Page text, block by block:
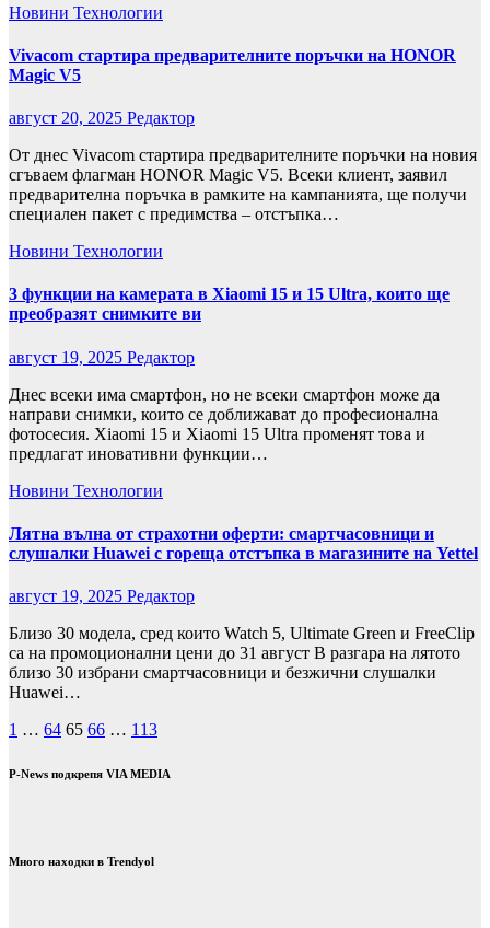
Новини Технологии
Vivacom стартира предварителните поръчки на HONOR
Magic V5
август 20, 2025 Редактор
От днес Vivacom стартира предварителните поръчки на новия
сгъваем флагман HONOR Magic V5. Всеки клиент, заявил
предварителна поръчка в рамките на кампанията, ще получи
специален пакет с предимства – отстъпка…
Новини Технологии
3 функции на камерата в Xiaomi 15 и 15 Ultra, които ще
преобразят снимките ви
август 19, 2025 Редактор
Днес всеки има смартфон, но не всеки смартфон може да
направи снимки, които се доближават до професионална
фотосесия. Xiaomi 15 и Xiaomi 15 Ultra променят това и
предлагат иновативни функции…
Новини Технологии
Лятна вълна от страхотни оферти: смартчасовници и
слушалки Huawei с гореща отстъпка в магазините на Yettel
август 19, 2025 Редактор
Близо 30 модела, сред които Watch 5, Ultimate Green и FreeClip
са на промоционални цени до 31 август В разгара на лятото
близо 30 избрани смартчасовници и безжични слушалки
Huawei…
Разделяне
на
страници
1 … 64 65 66 … 113
P-News подкрепя VIA MEDIA
Много находки в Trendyol